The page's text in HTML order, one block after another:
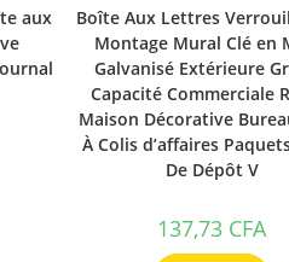
aux
Boîte Aux Lettres
Montage Mural Clé en
Galvanisé Extérieure
Capacité Commerciale
Maison Décorative
À Colis d’affaires
De Dépôt V
137,73 CFA